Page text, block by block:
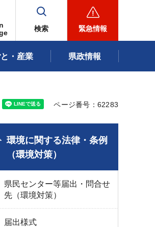
検索 緊急情報
・産業 県政情報
ページ番号：62283
環境に関する法律・条例
（環境対策）
県民センター等届出・問合せ
先（環境対策）
届出様式